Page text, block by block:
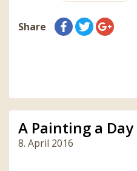
Share
A Painting a Day
8. April 2016